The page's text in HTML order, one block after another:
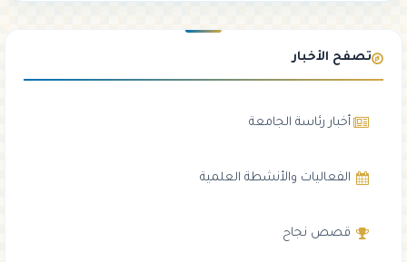
تصفح الأخبار
أخبار رئاسة الجامعة
الفعاليات والأنشطة العلمية
قصص نجاح